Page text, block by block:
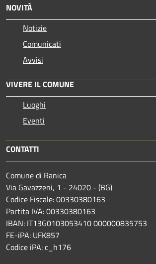
NOVITÀ
Notizie
Comunicati
Avvisi
VIVERE IL COMUNE
Luoghi
Eventi
CONTATTI
Comune di Ranica
Via Gavazzeni, 1 - 24020 - (BG)
Codice Fiscale: 00330380163
Partita IVA: 00330380163
IBAN: IT13G0103053410 000000835753
FE-iPA: UFK857
Codice iPA: c_h176